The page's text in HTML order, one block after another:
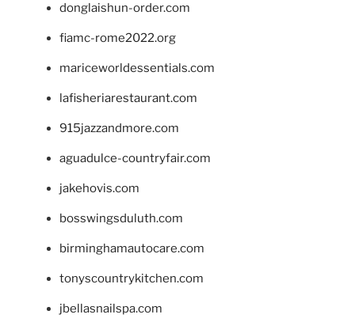
donglaishun-order.com
fiamc-rome2022.org
mariceworldessentials.com
lafisheriarestaurant.com
915jazzandmore.com
aguadulce-countryfair.com
jakehovis.com
bosswingsduluth.com
birminghamautocare.com
tonyscountrykitchen.com
jbellasnailspa.com